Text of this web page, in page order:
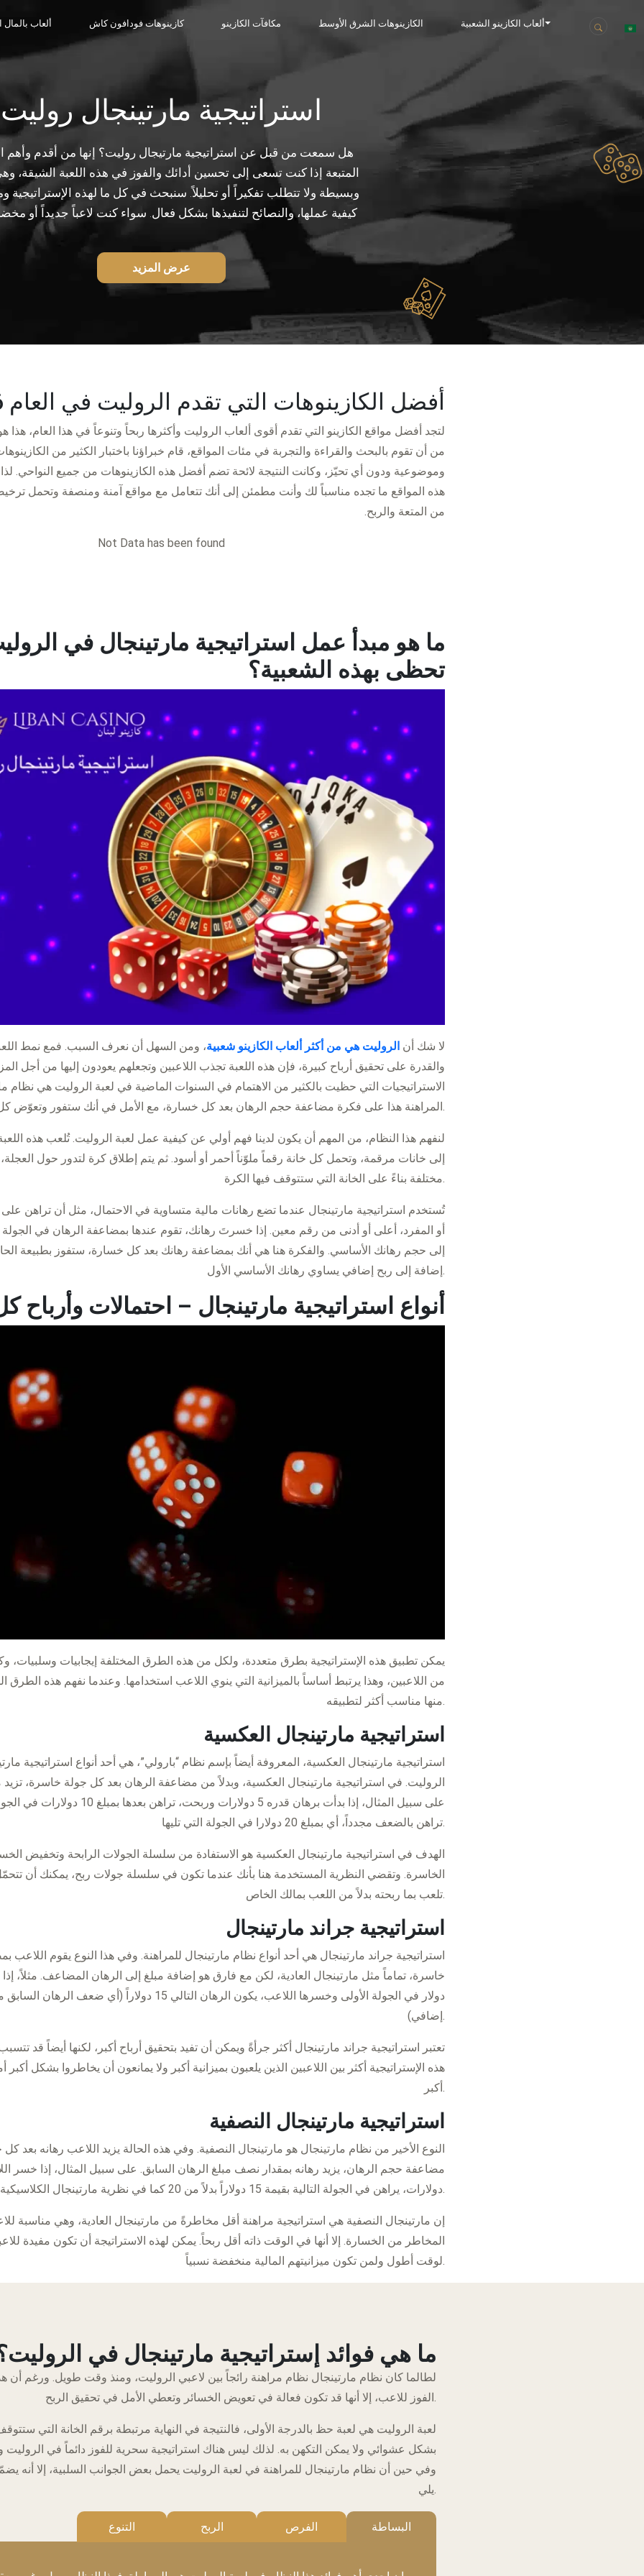
ألعاب الكازينو الشعبية الكازينوهات الشرق الأوسط مكافآت الكازينو كازينوهات فودافون كاش ألعاب
استراتيجية مارتينجال روليت
المتبعة إذا كنت تسعى إلى تحسين أدائك والفوز في هذه اللعبة الشيقة،
وبسيطة ولا تتطلب تفكيراً أو تحليلاً. سنبحث في كل ما لهذه الإستراتيجية
كيفية عملها، والنصائح لتنفيذها بشكل فعال. سواء كنت لاعباً جديداً أو
عرض المزيد
أفضل الكازينوهات التي تقدم الروليت في العام 2026
لتجد أفضل مواقع الكازينو التي تقدم أقوى ألعاب الروليت وأكثرها ربحاً وتنوعاً في هذا العام، هذا
من أن تقوم بالبحث والقراءة والتجربة في مئات المواقع، قام خبراؤنا باختبار الكثير من
وموضوعية ودون أي تحيّز، وكانت النتيجة لائحة تضم أفضل هذه الكازينوهات من جميع النواحي.
هذه المواقع ما تجده مناسباً لك وأنت مطمئن إلى أنك تتعامل مع مواقع آمنة ومنصفة وتحمل
من المتعة والربح.
Not Data has been found
ما هو مبدأ عمل استراتيجية مارتينجال في
تحظى بهذه الشعبية؟
لا شك أن الروليت هي من أكثر ألعاب الكازينو شعبية، ومن السهل أن نعرف السبب. فمع نمط
والقدرة على تحقيق أرباح كبيرة، فإن هذه اللعبة تجذب اللاعبين وتجعلهم يعودون إليها من أجل
الاستراتيجيات التي حظيت بالكثير من الاهتمام في السنوات الماضية في لعبة الروليت هي نظام
لنفهم هذا النظام، من المهم أن يكون لدينا فهم أولي عن كيفية عمل لعبة الروليت. تُلعب هذه
إلى خانات مرقمة، وتحمل كل خانة رقماً ملوّناً أحمر أو أسود. ثم يتم إطلاق كرة لتدور حول
تُستخدم استراتيجية مارتينجال عندما تضع رهانات مالية متساوية في الاحتمال، مثل أن تراهن على
أو المفرد، أعلى أو أدنى من رقم معين. إذا خسرتَ رهانك، تقوم عندها بمضاعفة الرهان في الجولة
إلى حجم رهانك الأساسي. والفكرة هنا هي أنك بمضاعفة رهانك بعد كل خسارة، ستفوز بطبيعة
أنواع استراتيجية مارتينجال – احتمالات وأرباح
يمكن تطبيق هذه الإستراتيجية بطرق متعددة، ولكل من هذه الطرق المختلفة إيجابيات وسلبيات،
من اللاعبين، وهذا يرتبط أساساً بالميزانية التي ينوي اللاعب استخدامها. وعندما نفهم هذه الطرق
منها مناسب أكثر لتطبيقه.
استراتيجية مارتينجال العكسية
استراتيجية مارتينجال العكسية، المعروفة أيضاً بإسم نظام “بارولي”، هي أحد أنواع استراتيجية
الروليت. في استراتيجية مارتينجال العكسية، وبدلاً من مضاعفة الرهان بعد كل جولة خاسرة، تزيد
على سبيل المثال، إذا بدأت برهان قدره 5 دولارات
تراهن بالضعف مجدداً، أي بمبلغ 20 دولارا في الجولة التي تليها.
الهدف في استراتيجية مارتينجال العكسية هو الاستفادة من سلسلة الجولات الرابحة وتخفيض
الخاسرة. وتقضي النظرية المستخدمة هنا بأنك عندما تكون في سلسلة جولات ربح، يمكنك أن
تلعب بما ربحته بدلاً من اللعب بمالك الخاص.
استراتيجية جراند مارتينجال
استراتيجية جراند مارتينجال هي أحد أنواع نظام مارتينجال للمراهنة. وفي هذا النوع يقوم اللاعب
إضافي).
تعتبر استراتيجية جراند مارتينجال أكثر جرأةً ويمكن أن تفيد بتحقيق أرباح أكبر، لكنها أيضاً قد
هذه الإستراتيجية أكثر بين اللاعبين الذين يلعبون بميزانية أكبر ولا يمانعون أن يخاطروا بشكل
أكبر.
استراتيجية مارتينجال النصفية
النوع الأخير من نظام مارتينجال هو مارتينجال النصفية. وفي هذه الحالة يزيد اللاعب رهانه بعد
دولارات، يراهن في الجولة التالية بقيمة 15 دولاراً بدلاً من 20 كما في نظرية مارتينجال الكلاسيكية.
إن مارتينجال النصفية هي استراتيجية مراهنة أقل مخاطرةً من مارتينجال العادية، وهي مناسبة
المخاطر من الخسارة. إلا أنها في الوقت ذاته أقل ربحاً. يمكن لهذه الاستراتيجة أن تكون مفيدة
لوقت أطول ولمن تكون ميزانيتهم المالية منخفضة نسبياً.
ما هي فوائد إستراتيجية مارتينجال في
لطالما كان نظام مارتينجال نظام مراهنة رائجاً بين لاعبي الروليت، ومنذ وقت طويل. ورغم أن
الفوز للاعب، إلا أنها قد تكون فعالة في تعويض الخسائر وتعطي الأمل في تحقيق الربح.
لعبة الروليت هي لعبة حظ بالدرجة الأولى، فالنتيجة في النهاية مرتبطة برقم الخانة التي
بشكل عشوائي ولا يمكن التكهن به. لذلك ليس هناك استراتيجية سحرية للفوز دائماً في الروليت
وفي حين أن نظام مارتينجال للمراهنة في لعبة الروليت يحمل بعض الجوانب السلبية، إلا أنه يضمّ
يلي.
البساطة الفرص الربح التنوع